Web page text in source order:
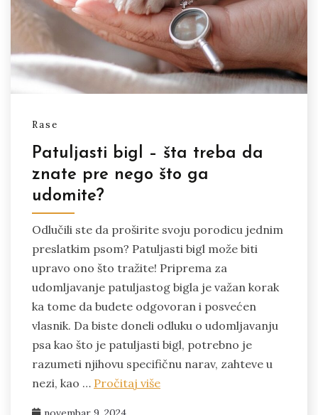
Rase
Patuljasti bigl – šta treba da
znate pre nego što ga
udomite?
Odlučili ste da proširite svoju porodicu jednim
preslatkim psom? Patuljasti bigl može biti
upravo ono što tražite! Priprema za
udomljavanje patuljastog bigla je važan korak
ka tome da budete odgovoran i posvećen
vlasnik. Da biste doneli odluku o udomljavanju
psa kao što je patuljasti bigl, potrebno je
razumeti njihovu specifičnu narav, zahteve u
nezi, kao … Pročitaj više